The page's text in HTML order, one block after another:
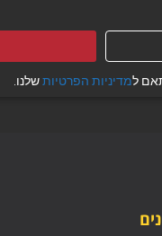
מדיניות הפרטיותשלנו.